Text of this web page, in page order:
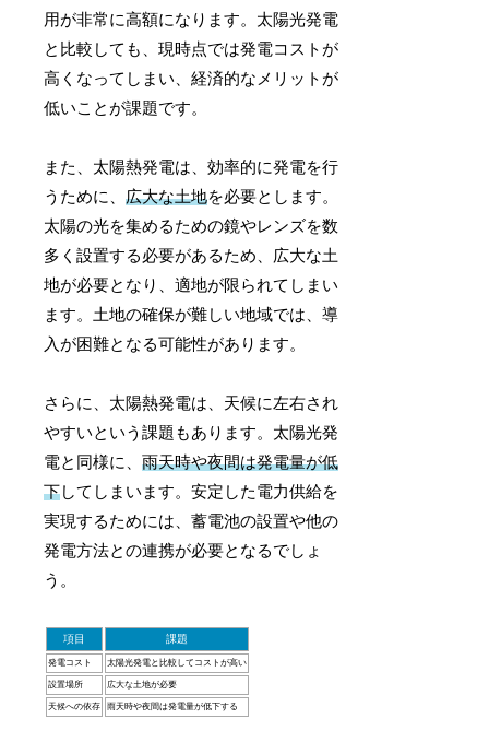
用が非常に高額になります。太陽光発電
と比較しても、現時点では発電コストが
高くなってしまい、経済的なメリットが
低いことが課題です。
また、太陽熱発電は、効率的に発電を行
うために、広大な土地を必要とします。
太陽の光を集めるための鏡やレンズを数
多く設置する必要があるため、広大な土
地が必要となり、適地が限られてしまい
ます。土地の確保が難しい地域では、導
入が困難となる可能性があります。
さらに、太陽熱発電は、天候に左右され
やすいという課題もあります。太陽光発
電と同様に、雨天時や夜間は発電量が低
下してしまいます。安定した電力供給を
実現するためには、蓄電池の設置や他の
発電方法との連携が必要となるでしょ
う。
項目 課題
発電コスト 太陽光発電と比較してコストが高い
設置場所 広大な土地が必要
天候への依存 雨天時や夜間は発電量が低下する